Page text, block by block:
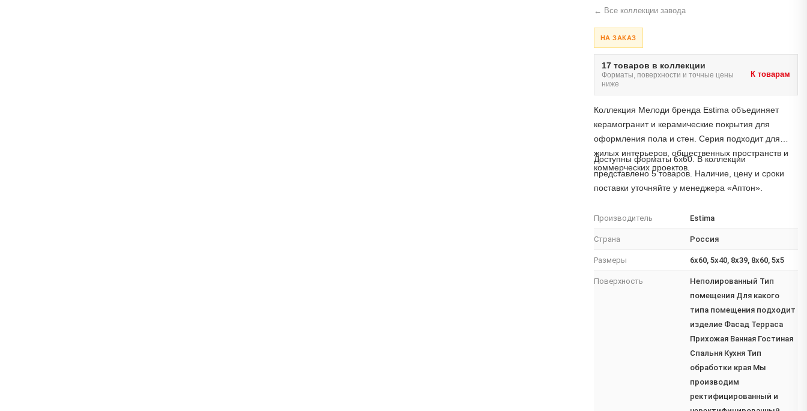
← Все коллекции завода
НА ЗАКАЗ
17 товаров в коллекции
Форматы, поверхности и точные цены
ниже
К товарам
Коллекция Мелоди бренда Estima объединяет
керамогранит и керамические покрытия для
оформления пола и стен. Серия подходит для
жилых интерьеров, общественных пространств и
коммерческих проектов.
Доступны форматы 6x60. В коллекции
представлено 5 товаров. Наличие, цену и сроки
поставки уточняйте у менеджера «Аптон».
Производитель Estima
Страна Россия
Размеры 6x60, 5x40, 8x39, 8x60, 5x5
Поверхность
Неполированный Тип
помещения Для какого
типа помещения подходит
изделие Фасад Терраса
Прихожая Ванная Гостиная
Спальня Кухня Тип
обработки края Мы
производим
ректифицированный и